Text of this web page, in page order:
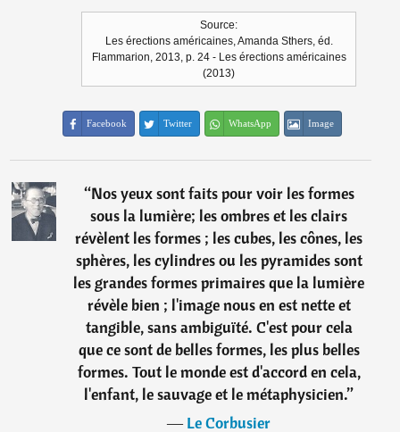
Source:
Les érections américaines, Amanda Sthers, éd.
Flammarion, 2013, p. 24 - Les érections américaines
(2013)
Facebook Twitter WhatsApp Image
“Nos yeux sont faits pour voir les formes
sous la lumière; les ombres et les clairs
révèlent les formes ; les cubes, les cônes, les
sphères, les cylindres ou les pyramides sont
les grandes formes primaires que la lumière
révèle bien ; l'image nous en est nette et
tangible, sans ambiguïté. C'est pour cela
que ce sont de belles formes, les plus belles
formes. Tout le monde est d'accord en cela,
l'enfant, le sauvage et le métaphysicien.”
―Le Corbusier